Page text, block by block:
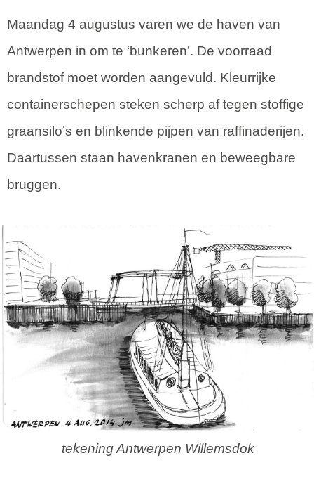
Maandag 4 augustus varen we de haven van
Antwerpen in om te ‘bunkeren’. De voorraad
brandstof moet worden aangevuld. Kleurrijke
containerschepen steken scherp af tegen stoffige
graansilo’s en blinkende pijpen van raffinaderijen.
Daartussen staan havenkranen en beweegbare
bruggen.
tekening Antwerpen Willemsdok